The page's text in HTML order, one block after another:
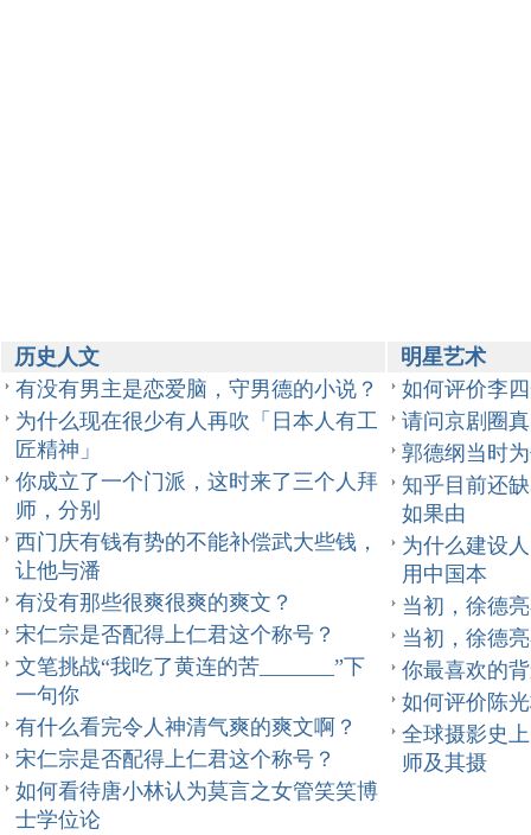
历史人文
有没有男主是恋爱脑，守男德的小说？
为什么现在很少有人再吹「日本人有工
匠精神」
你成立了一个门派，这时来了三个人拜
师，分别
西门庆有钱有势的不能补偿武大些钱，
让他与潘
有没有那些很爽很爽的爽文？
宋仁宗是否配得上仁君这个称号？
文笔挑战“我吃了黄连的苦_______”下
一句你
有什么看完令人神清气爽的爽文啊？
宋仁宗是否配得上仁君这个称号？
如何看待唐小林认为莫言之女管笑笑博
士学位论
明星艺术
如何评价李
请问京剧圈
郭德纲当时
知乎目前还
如果由
为什么建设
用中国本
当初，徐德
当初，徐德
你最喜欢的
如何评价陈
全球摄影史
师及其摄